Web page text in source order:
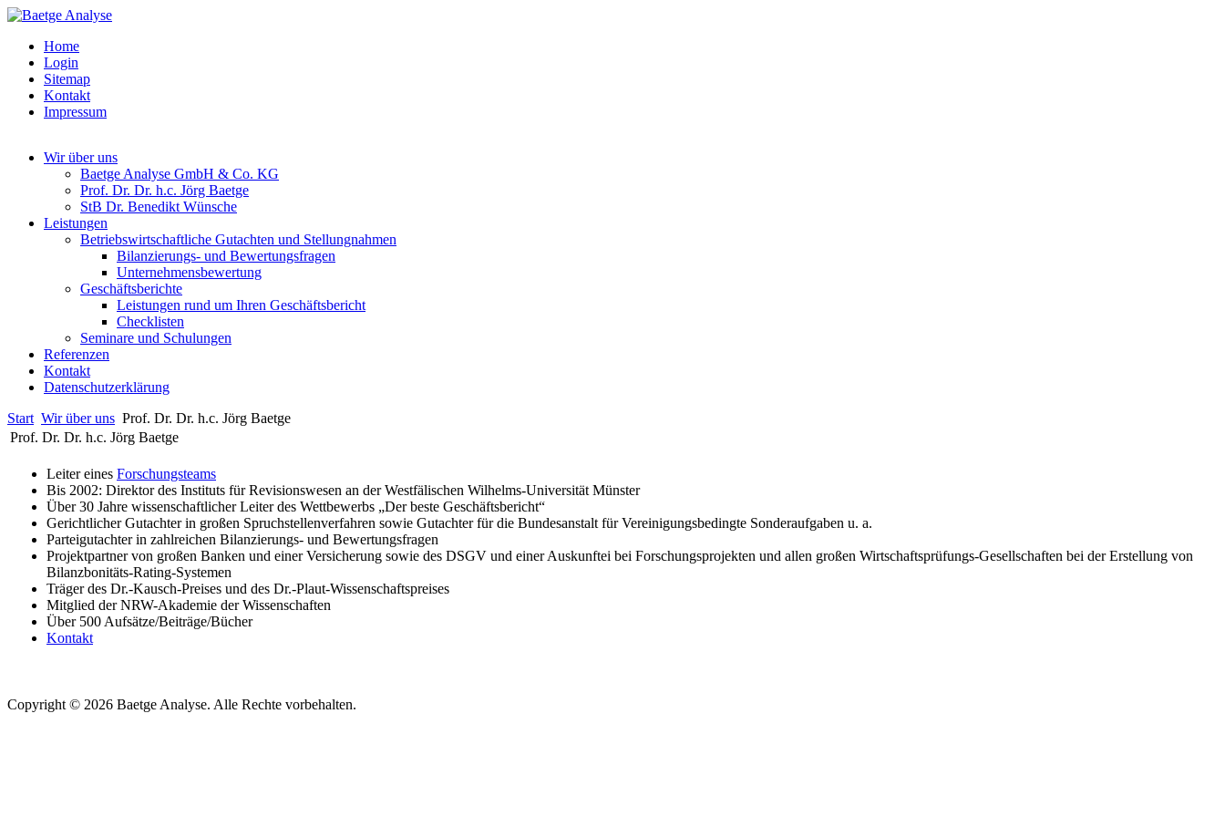
Home
Login
Sitemap
Kontakt
Impressum
Wir über uns
Baetge Analyse GmbH & Co. KG
Prof. Dr. Dr. h.c. Jörg Baetge
StB Dr. Benedikt Wünsche
Leistungen
Betriebswirtschaftliche Gutachten und Stellungnahmen
Bilanzierungs- und Bewertungsfragen
Unternehmensbewertung
Geschäftsberichte
Leistungen rund um Ihren Geschäftsbericht
Checklisten
Seminare und Schulungen
Referenzen
Kontakt
Datenschutzerklärung
Start Wir über uns Prof. Dr. Dr. h.c. Jörg Baetge
Prof. Dr. Dr. h.c. Jörg Baetge
Leiter eines Forschungsteams
Bis 2002: Direktor des Instituts für Revisionswesen an der Westfälischen Wilhelms-Universität Münster
Über 30 Jahre wissenschaftlicher Leiter des Wettbewerbs „Der beste Geschäftsbericht“
Gerichtlicher Gutachter in großen Spruchstellenverfahren sowie Gutachter für die Bundesanstalt für Vereinigungsbedingte Sonderaufgaben u. a.
Parteigutachter in zahlreichen Bilanzierungs- und Bewertungsfragen
Projektpartner von großen Banken und einer Versicherung sowie des DSGV und einer Auskunftei bei Forschungsprojekten und allen großen Wirtschaftsprüfungs-Gesellschaften bei der Erstellung von
Bilanzbonitäts-Rating-Systemen
Träger des Dr.-Kausch-Preises und des Dr.-Plaut-Wissenschaftspreises
Mitglied der NRW-Akademie der Wissenschaften
Über 500 Aufsätze/Beiträge/Bücher
Kontakt
Copyright © 2026 Baetge Analyse. Alle Rechte vorbehalten.